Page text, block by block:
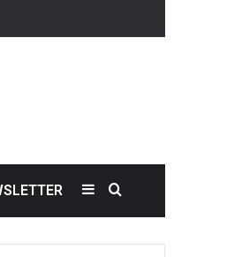
SidebarCerca